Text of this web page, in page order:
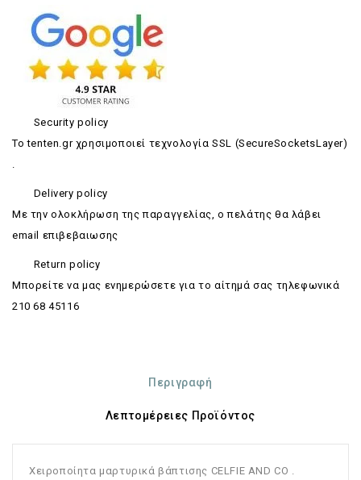
Security policy
Το tenten.gr χρησιμοποιεί τεχνολογία SSL (SecureSocketsLayer)
.
Delivery policy
Με την ολοκλήρωση της παραγγελίας, ο πελάτης θα λάβει
email επιβεβαιωσης
Return policy
Mπορείτε να μας ενημερώσετε για το αίτημά σας τηλεφωνικά
210 68 45116
Περιγραφή
Λεπτομέρειες Προϊόντος
Χειροποίητα μαρτυρικά βάπτισης CELFIE AND CO .